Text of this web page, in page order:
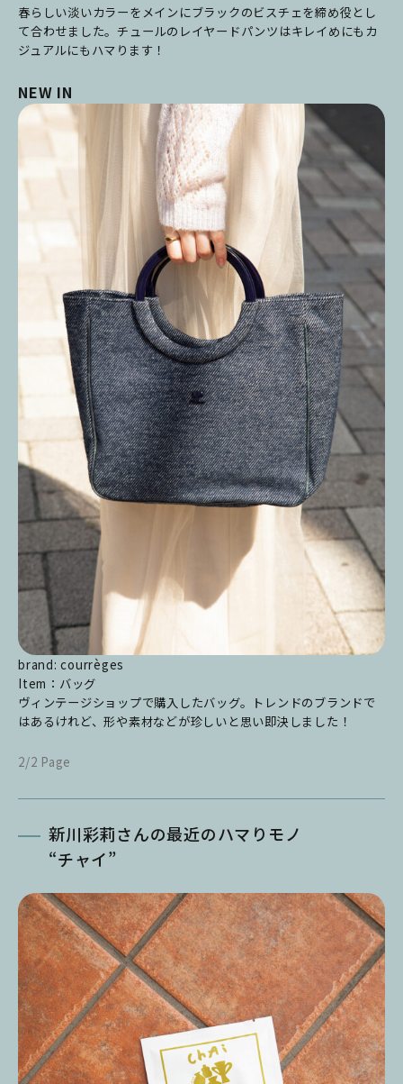
春らしい淡いカラーをメインにブラックのビスチェを締め役とし
て合わせました。チュールのレイヤードパンツはキレイめにもカ
ジュアルにもハマります！
NEW IN
brand: courrèges
Item：バッグ
ヴィンテージショップで購入したバッグ。トレンドのブランドで
はあるけれど、形や素材などが珍しいと思い即決しました！
2/2 Page
新川彩莉さんの最近のハマりモノ
“チャイ”